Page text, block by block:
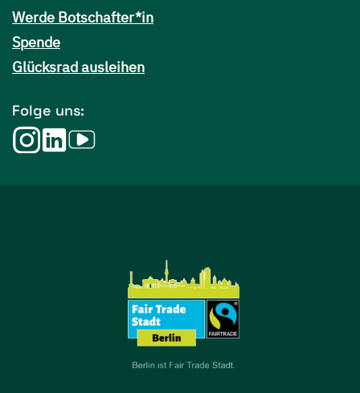
Werde Botschafter*in
Spende
Glücksrad ausleihen
Folge uns: